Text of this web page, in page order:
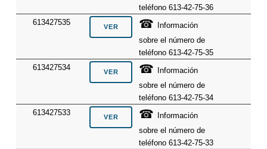
teléfono 613-42-75-36
613427535
☎ Información
sobre el número de
teléfono 613-42-75-35
613427534
☎ Información
sobre el número de
teléfono 613-42-75-34
613427533
☎ Información
sobre el número de
teléfono 613-42-75-33